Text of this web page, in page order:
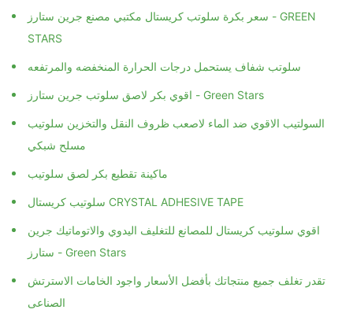
سعر بكرة سلوتب كريستال مكتبي مصنع جرين ستارز - GREEN
STARS
سلوتب شفاف يستحمل درجات الحرارة المنخفضه والمرتفعه
اقوي بكر لاصق سلوتب جرين ستارز - Green Stars
السولتيب الاقوي ضد الماء لاصعب ظروف النقل والتخزين سلوتيب
مسلح شبكي
ماكينة تقطيع بكر لصق سلوتيب
سلوتيب كريستال CRYSTAL ADHESIVE TAPE
اقوي سلوتيب كريستال للمصانع للتغليف اليدوي والاتوماتيك جرين
ستارز - Green Stars
تقدر تغلف جميع منتجاتك بأفضل الأسعار واجود الخامات الاسترتش
الصناعى